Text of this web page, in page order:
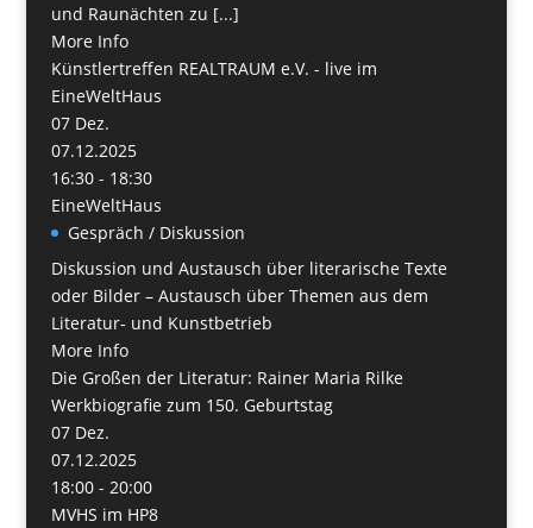
und Raunächten zu [...]
More Info
Künstlertreffen REALTRAUM e.V. - live im
EineWeltHaus
07 Dez.
07.12.2025
16:30 - 18:30
EineWeltHaus
Gespräch / Diskussion
Diskussion und Austausch über literarische Texte
oder Bilder – Austausch über Themen aus dem
Literatur- und Kunstbetrieb
More Info
Die Großen der Literatur: Rainer Maria Rilke
Werkbiografie zum 150. Geburtstag
07 Dez.
07.12.2025
18:00 - 20:00
MVHS im HP8